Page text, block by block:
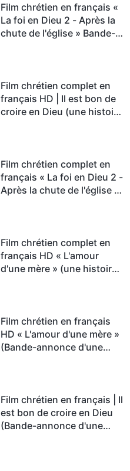
Film chrétien en français «
La foi en Dieu 2 - Après la
chute de l'église » Bande-
Film chrétien complet en
français HD | Il est bon de
croire en Dieu (une histoire
Film chrétien complet en
français « La foi en Dieu 2 -
Après la chute de l'église »
Film chrétien complet en
français HD « L'amour
d'une mère » (une histoire
Film chrétien en français
HD « L'amour d'une mère »
(Bande-annonce d'une
Film chrétien en français | Il
est bon de croire en Dieu
(Bande-annonce d'une